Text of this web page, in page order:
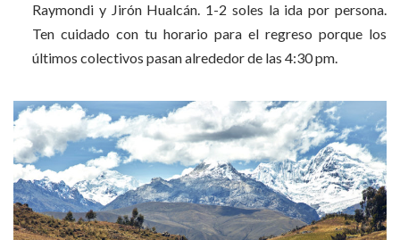
Raymondi y Jirón Hualcán. 1-2 soles la ida por persona.
Ten cuidado con tu horario para el regreso porque los
últimos colectivos pasan alrededor de las 4:30 pm.